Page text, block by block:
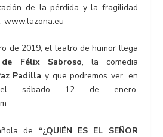
de la pérdida y la fragilidad
www.lazona.eu
de 2019, el teatro de humor llega
de Félix Sabroso, la comedia
Padilla y que podremos ver, en
sábado 12 de enero.
de “¿QUIÉN ES EL SEÑOR